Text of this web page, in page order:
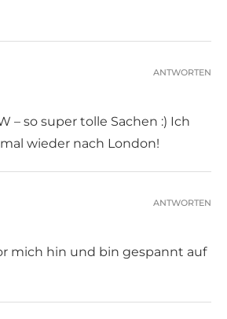
– so super tolle Sachen :) Ich
wieder nach London!
ANTWORTEN
mich hin und bin gespannt auf
ANTWORTEN